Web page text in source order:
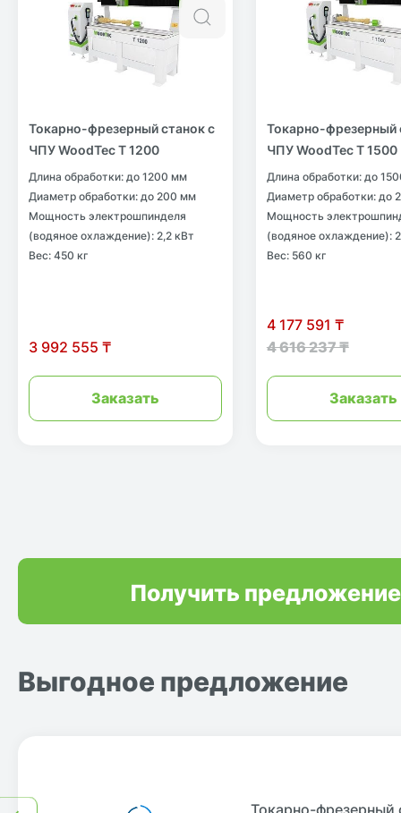
Токарно-фрезерный станок с
ЧПУ WoodTec T 1200
Длина обработки: до 1200 мм
Диаметр обработки: до 200 мм
Мощность электрошпинделя
(водяное охлаждение): 2,2 кВт
Вес: 450 кг
3 992 555 ₸
Быстрый просмотр
Заказать
Токарно-фрезерный
ЧПУ WoodTec T 1500
Длина обработки: до
Диаметр обработки: до
Мощность
(водяное охлаждение):
Вес: 560 кг
4 177 591 ₸
4 616 237 ₸
Заказать
Получить предложение
Выгодное предложение